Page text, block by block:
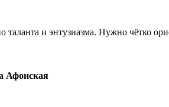
таланта и энтузиазма. Нужно чётко
Афонская